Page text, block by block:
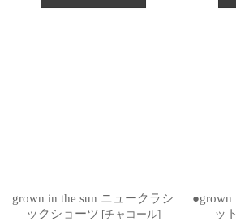
grown in the sun ニュークラシ
ックショーツ [チャコール]
●grown
ッ